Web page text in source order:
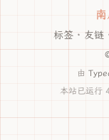
标签 · 友链
由
本站已运行